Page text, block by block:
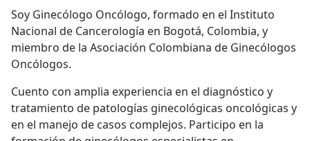
Soy Ginecólogo Oncólogo, formado en el Instituto
Nacional de Cancerología en Bogotá, Colombia, y
miembro de la Asociación Colombiana de Ginecólogos
Oncólogos.
Cuento con amplia experiencia en el diagnóstico y
tratamiento de patologías ginecológicas oncológicas y
en el manejo de casos complejos. Participo en la